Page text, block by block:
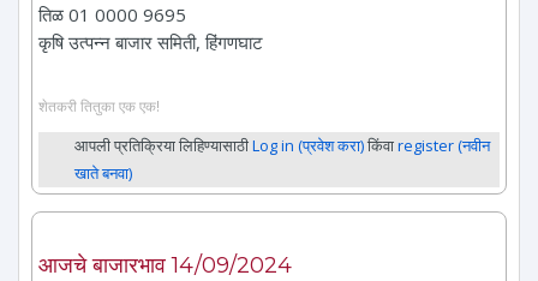
तिळ 01 0000 9695
कृषि उत्पन्न बाजार समिती, हिंगणघाट
शेतकरी तितुका एक एक!
आपली प्रतिक्रिया लिहिण्यासाठीLog in (प्रवेश करा)किंवाregister (नवीन
खाते बनवा)
आजचे बाजारभाव 14/09/2024